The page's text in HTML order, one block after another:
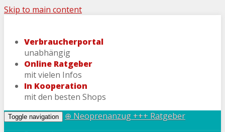
Skip to main content
Verbraucherportal
unabhängig
Online Ratgeber
mit vielen Infos
In Kooperation
mit den besten Shops
Toggle navigation
⊕ Neoprenanzug +++ Ratgeber